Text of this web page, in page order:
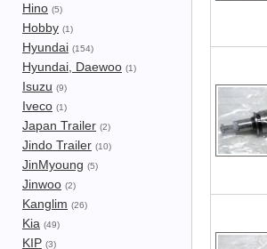
Hino (5)
Hobby (1)
Hyundai (154)
Hyundai, Daewoo (1)
Isuzu (9)
Iveco (1)
Japan Trailer (2)
Jindo Trailer (10)
JinMyoung (5)
Jinwoo (2)
Kanglim (26)
Kia (49)
KIP (3)